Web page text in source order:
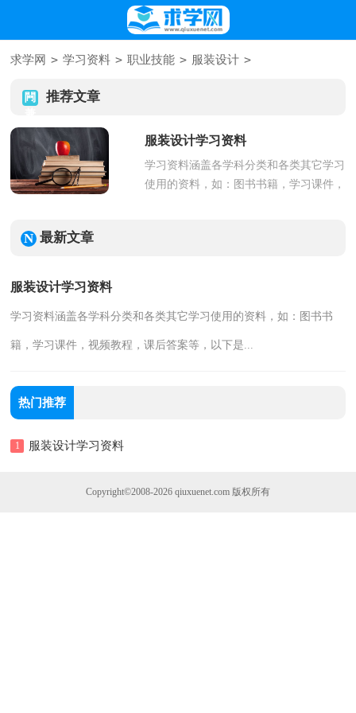
求学网 > 学习资料 > 职业技能 > 服装设计 >
推荐文章
服装设计学习资料
学习资料涵盖各学科分类和各类其它学习
使用的资料，如：图书书籍，学习课件，
最新文章
服装设计学习资料
学习资料涵盖各学科分类和各类其它学习使用的资料，如：图书书
籍，学习课件，视频教程，课后答案等，以下是...
热门推荐
1 服装设计学习资料
Copyright©2008-2026 qiuxuenet.com 版权所有